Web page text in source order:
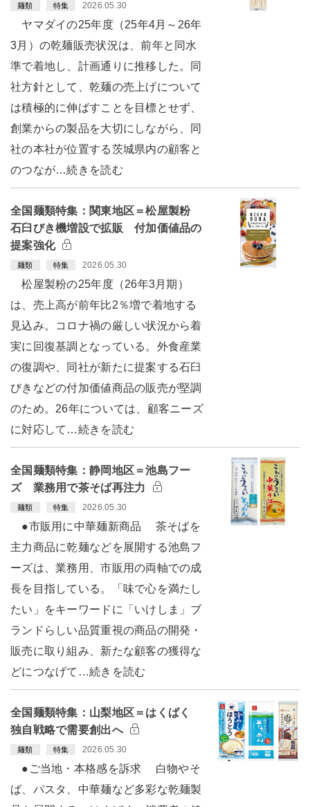
麺類 特集 2026.05.30
ヤマダイの25年度（25年4月～26年
3月）の乾麺販売状況は、前年と同水
準で着地し、計画通りに推移した。同
社方針として、乾麺の売上げについて
は積極的に伸ばすことを目標とせず、
創業からの製品を大切にしながら、同
社の本社が位置する茨城県内の顧客と
のつなが…続きを読む
全国麺類特集：関東地区＝松屋製粉
石臼びき機増設で拡販 付加価値品の
提案強化
麺類 特集 2026.05.30
松屋製粉の25年度（26年3月期）
は、売上高が前年比2％増で着地する
見込み。コロナ禍の厳しい状況から着
実に回復基調となっている。外食産業
の復調や、同社が新たに提案する石臼
びきなどの付加価値商品の販売が堅調
のため。26年については、顧客ニーズ
に対応して…続きを読む
全国麺類特集：静岡地区＝池島フー
ズ 業務用で茶そば再注力
麺類 特集 2026.05.30
●市販用に中華麺新商品 茶そばを
主力商品に乾麺などを展開する池島フ
ーズは、業務用、市販用の両軸での成
長を目指している。「味で心を満たし
たい」をキーワードに「いけしま」ブ
ランドらしい品質重視の商品の開発・
販売に取り組み、新たな顧客の獲得な
どにつなげて…続きを読む
全国麺類特集：山梨地区＝はくばく
独自戦略で需要創出へ
麺類 特集 2026.05.30
●ご当地・本格感を訴求 白物やそ
ば、パスタ、中華麺など多彩な乾麺製